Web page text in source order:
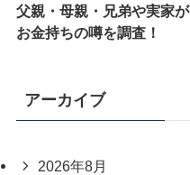
父親・母親・兄弟や実家が
お金持ちの噂を調査！
アーカイブ
2026年8月